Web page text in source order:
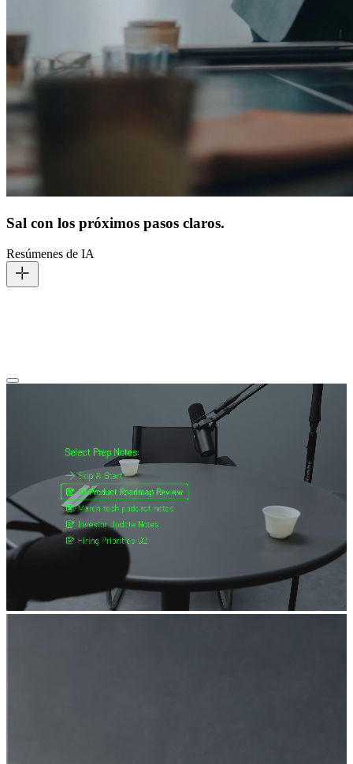
Sal con los próximos pasos claros.
Resúmenes de IA